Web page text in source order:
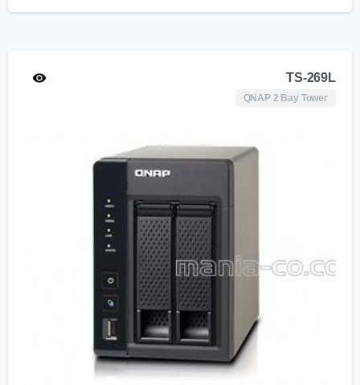
TS-269L
QNAP 2 Bay Tower